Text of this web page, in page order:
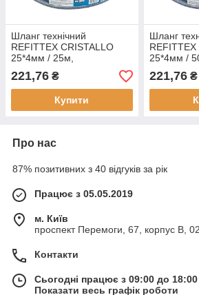
Шланг технічний
REFITTEX CRISTALLO
25*4мм / 25м,
TXRC25*33/25
221,76 ₴
Купити
Шланг
REFITTEX
25*4мм /
221,76₴
Про нас
87% позитивних з 40 відгуків за рік
Працює з 05.05.2019
м. Київ
проспект Перемоги, 67, корпус В,
Контакти
Сьогодні працює з 09:00 до 18:00
Показати весь графік роботи